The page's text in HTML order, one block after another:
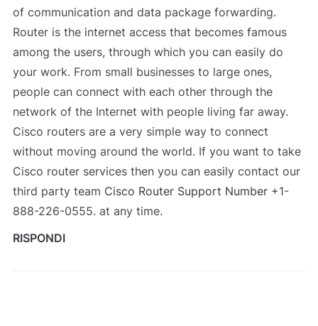
of communication and data package forwarding.
Router is the internet access that becomes famous
among the users, through which you can easily do
your work. From small businesses to large ones,
people can connect with each other through the
network of the Internet with people living far away.
Cisco routers are a very simple way to connect
without moving around the world. If you want to take
Cisco router services then you can easily contact our
third party team Cisco Router Support Number+1-
888-226-0555. at any time.
RISPONDI